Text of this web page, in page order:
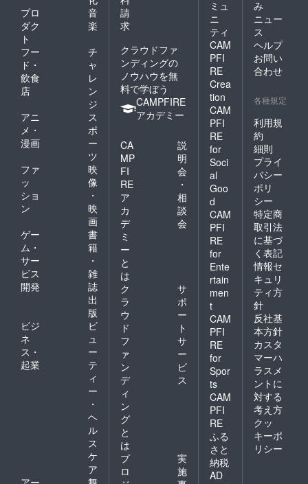
プロ
ダク
ト
音
楽
フー
ド・
飲食
店
チ
ャ
レ
ン
ジ
アニ
メ・
漫画
ス
ポ
ー
ツ
ファ
ッ
ショ
ン
映
像
・
映
画
ゲー
ム・
サー
ビス
開発
書
籍
・
雑
誌
出
版
ビジ
ネ
ス・
起業
ビ
ュ
ー
テ
ィ
ー
・
ヘ
ル
ス
ケ
ア
請
求
クラウドファ
ンディングの
ノウハウを無
料で学ぼう
CAMPFIRE
アカデミー
CA
MP
FI
RE
ア
カ
デ
ミ
ー
と
は
説
明
会
・
相
談
会
ク
ラ
ウ
ド
フ
ァ
ン
デ
ィ
ン
グ
と
は
サ
ポ
ー
ト
サ
ー
ビ
ス
プ
ロ
実
施
ミュ
ニ
ティ
CAM
PFI
RE
Crea
tion
CAM
PFI
RE
for
Soci
al
Goo
d
CAM
PFI
RE
for
Ente
rtain
men
t
CAM
PFI
RE
for
Spor
ts
CAM
PFI
RE
ふる
さと
納税
AD
み
ニュー
ス
ヘルプ
お問い
合わせ
各種規定
利用規
約
細則
プライ
バシー
ポリ
シー
特定商
取引法
に基づ
く表記
情報セ
キュリ
ティ方
針
反社基
本方針
カスタ
マーハ
ラスメ
ントに
対する
考え方
クッ
キーポ
リシー